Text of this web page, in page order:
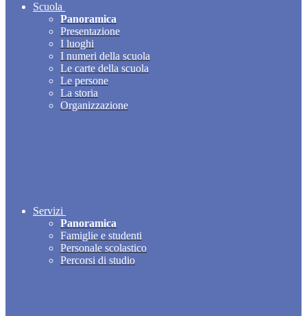
Scuola
Panoramica
Presentazione
I luoghi
I numeri della scuola
Le carte della scuola
Le persone
La storia
Organizzazione
Servizi
Panoramica
Famiglie e studenti
Personale scolastico
Percorsi di studio